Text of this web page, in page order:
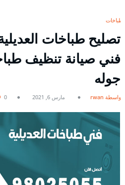
طباخات
فني صيانة تنظيف
جوله
بواسطة rwan مارس 6, 2021 0